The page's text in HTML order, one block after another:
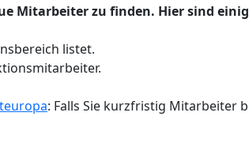
Mitarbeiter zu finden. Hier sind
listet.
: Falls Sie kurzfristig Mitarbeiter